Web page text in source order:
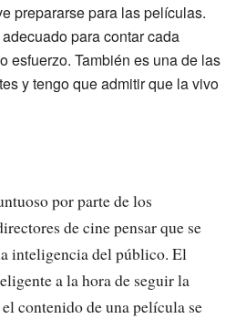
prepararse para las películas.
para contar cada
esfuerzo. También es una de las
y tengo que admitir que la vivo
por parte de los
de cine pensar que se
inteligencia del público. El
a la hora de seguir la
contenido de una película se